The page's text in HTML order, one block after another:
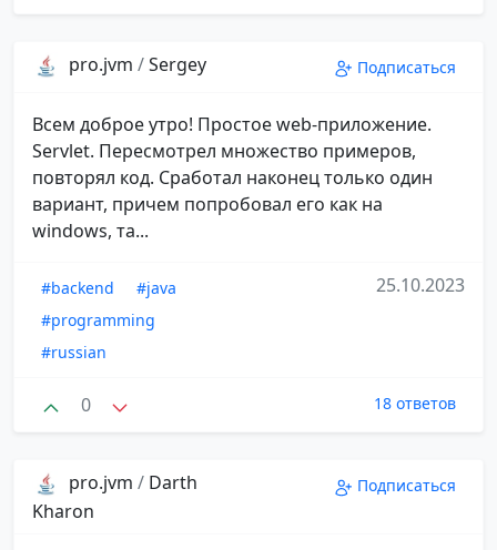
pro.jvm /Sergey Подписаться
Всем доброе утро! Простое web-приложение.
Servlet. Пересмотрел множество примеров,
повторял код. Сработал наконец только один
вариант, причем попробовал его как на
windows, та...
#backend
#java
#programming
#russian
25.10.2023
0 18 ответов
pro.jvm / Darth
Kharon
Подписаться